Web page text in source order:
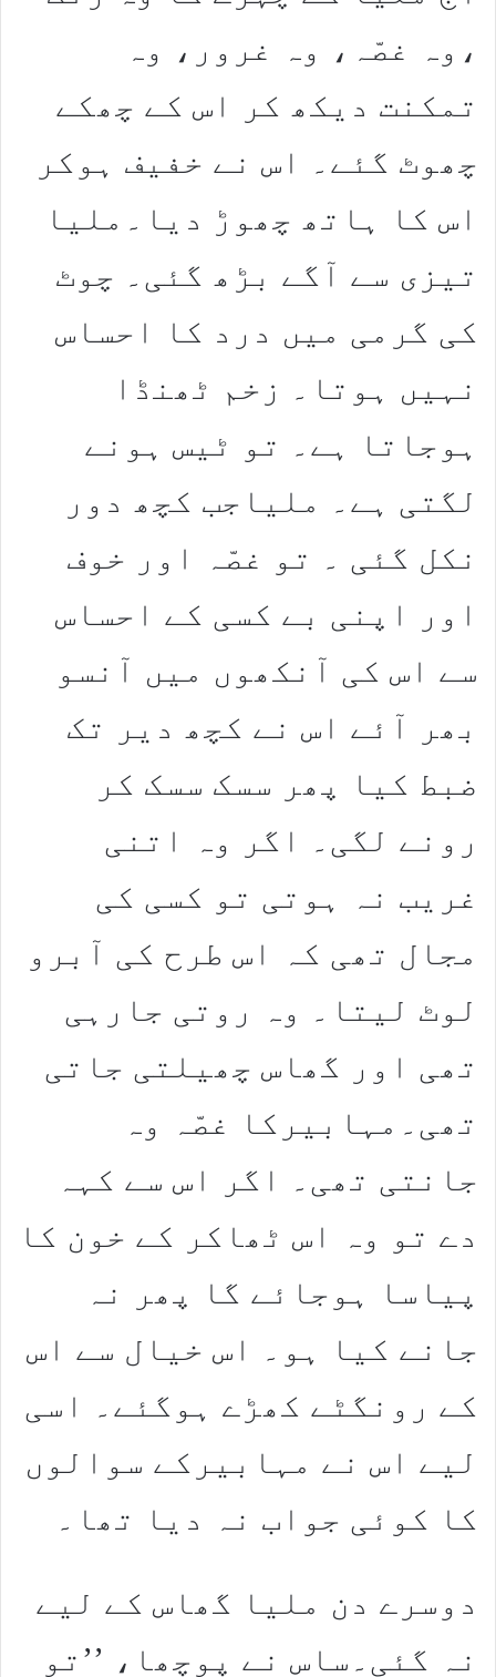
،وہ غصّہ، وہ غرور، وہ
تمکنت دیکھ کر اس کے چھکے
چھوٹ گئے۔ اس نے خفیف ہوکر
اس کا ہاتھ چھوڑ دیا۔ملیا
تیزی سے آگے بڑھ گئی۔ چوٹ
کی گرمی میں درد کا احساس
نہیں ہوتا۔ زخم ٹھنڈا
ہوجاتا ہے۔ تو ٹیس ہونے
لگتی ہے۔ ملیاجب کچھ دور
نکل گئی ۔ تو غصّہ اور خوف
اور اپنی بے کسی کے احساس
سے اس کی آنکھوں میں آنسو
بھر آئے اس نے کچھ دیر تک
ضبط کیا پھر سسک سسک کر
رونے لگی۔ اگر وہ اتنی
غریب نہ ہوتی تو کسی کی
مجال تھی کہ اس طرح کی آبرو
لوٹ لیتا۔ وہ روتی جارہی
تھی اور گھاس چھیلتی جاتی
تھی۔مہابیرکا غصّہ وہ
جانتی تھی۔ اگر اس سے کہہ
دے تو وہ اس ٹھاکر کے خون کا
پیاسا ہوجائے گا پھر نہ
جانے کیا ہو۔ اس خیال سے اس
کے رونگٹے کھڑے ہوگئے۔ اسی
لیے اس نے مہابیرکے سوالوں
کا کوئی جواب نہ دیا تھا۔
دوسرے دن ملیا گھاس کے لیے
نہ گئی۔ساس نے پوچھا، ’’تو